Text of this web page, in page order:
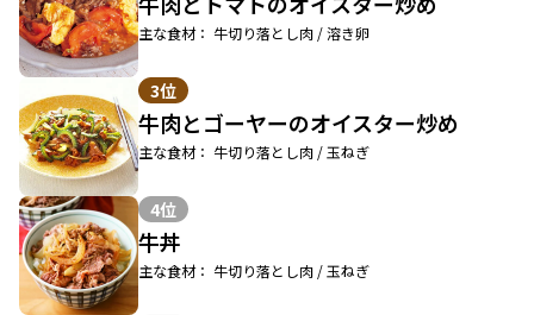
主な食材： 牛切り落とし肉 / 溶き卵
3位
牛肉とゴーヤーのオイスター炒め
主な食材： 牛切り落とし肉 / 玉ねぎ
4位
牛丼
主な食材： 牛切り落とし肉 / 玉ねぎ